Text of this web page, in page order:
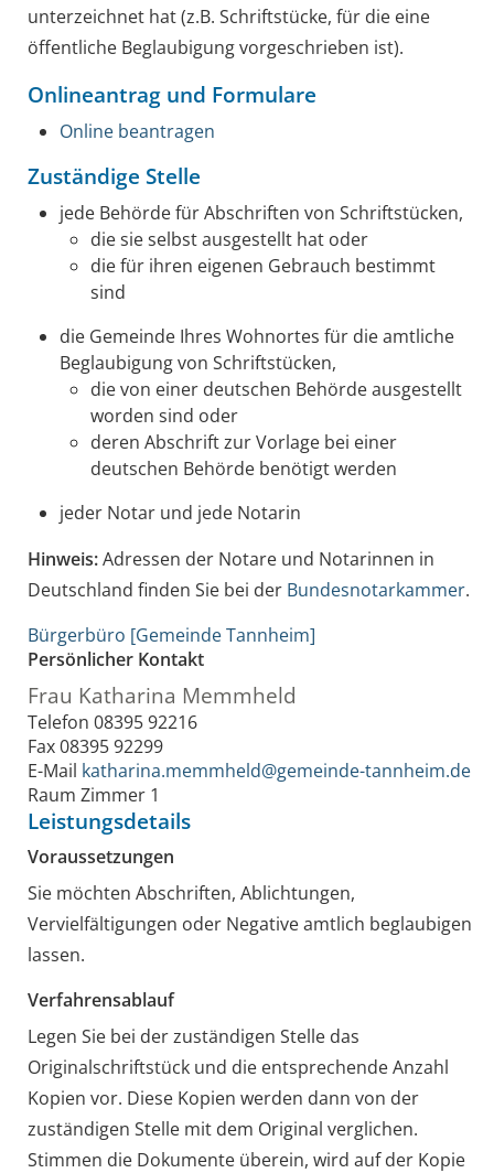
unterzeichnet hat (z.B. Schriftstücke, für die eine
öffentliche Beglaubigung vorgeschrieben ist).
Onlineantrag und Formulare
Online beantragen
Zuständige Stelle
jede Behörde für Abschriften von Schriftstücken,
die sie selbst ausgestellt hat oder
die für ihren eigenen Gebrauch bestimmt
sind
die Gemeinde Ihres Wohnortes für die amtliche
Beglaubigung von Schriftstücken,
die von einer deutschen Behörde ausgestellt
worden sind oder
deren Abschrift zur Vorlage bei einer
deutschen Behörde benötigt werden
jeder Notar und jede Notarin
Hinweis:Adressen der Notare und Notarinnen in
Deutschland finden Sie bei der Bundesnotarkammer.
Bürgerbüro [Gemeinde Tannheim]
Persönlicher Kontakt
Frau Katharina Memmheld
Telefon 08395 92216
Fax08395 92299
E-Mail katharina.memmheld@gemeinde-tannheim.de
Raum Zimmer 1
Leistungsdetails
Voraussetzungen
Sie möchten Abschriften, Ablichtungen,
Vervielfältigungen oder Negative amtlich beglaubigen
lassen.
Verfahrensablauf
Legen Sie bei der zuständigen Stelle das
Originalschriftstück und die entsprechende Anzahl
Kopien vor. Diese Kopien werden dann von der
zuständigen Stelle mit dem Original verglichen.
Stimmen die Dokumente überein, wird auf der Kopie